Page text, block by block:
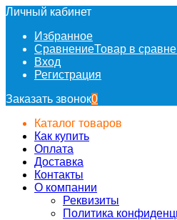
Личный кабинет
Избранное
СравнениеТовар в
Вход
Регистрация
Заказать звонок0
Каталог товаров
Как купить
Оплата
Доставка
Контакты
О компании
Реквизиты
Политика